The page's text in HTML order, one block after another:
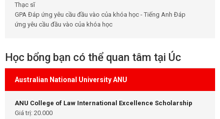
Thạc sĩ
GPA Đáp ứng yêu cầu đầu vào của khóa học - Tiếng Anh Đáp
ứng yêu cầu đầu vào của khóa học
Học bổng bạn có thể quan tâm tại Úc
Australian National University ANU
ANU College of Law International Excellence Scholarship
Giá trị: 20.000